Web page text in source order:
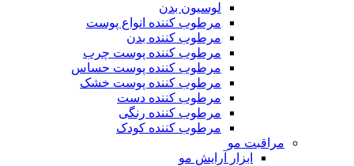
لوسیون بدن
مرطوب کننده انواع پوست
مرطوب کننده بدن
مرطوب کننده پوست چرب
مرطوب کننده پوست حساس
مرطوب کننده پوست خشک
مرطوب کننده دست
مرطوب کننده رنگی
مرطوب کننده کودک
مراقبت مو
ابزار آرایش مو